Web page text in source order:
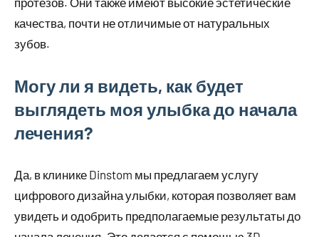
качества, почти не отличимые от натуральных
зубов.
Могу ли я видеть, как будет
выглядеть моя улыбка до начала
лечения?
Да, в клинике Dinstom мы предлагаем услугу
цифрового дизайна улыбки, которая позволяет вам
увидеть и одобрить предполагаемые результаты до